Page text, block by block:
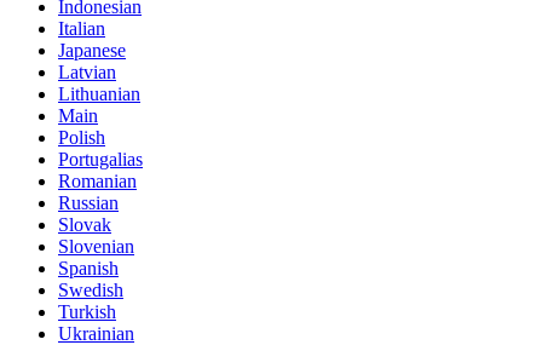
Indonesian
Italian
Japanese
Latvian
Lithuanian
Main
Polish
Portugalias
Romanian
Russian
Slovak
Slovenian
Spanish
Swedish
Turkish
Ukrainian